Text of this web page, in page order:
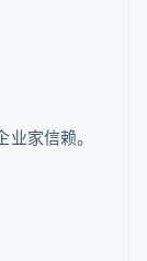
家信赖。